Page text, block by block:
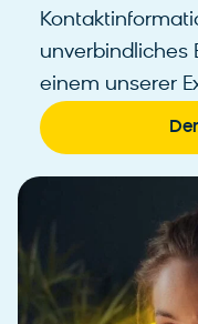
unverbindliches
einem unserer